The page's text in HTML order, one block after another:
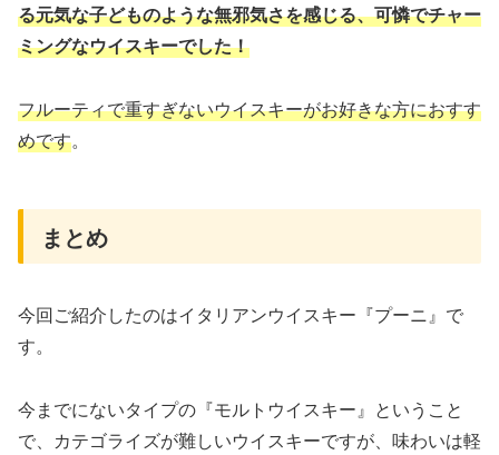
る元気な子どものような無邪気さを感じる、可憐でチャー
ミングなウイスキーでした！
フルーティで重すぎないウイスキーがお好きな方におすす
めです。
まとめ
今回ご紹介したのはイタリアンウイスキー『プーニ』で
す。
今までにないタイプの『モルトウイスキー』ということ
で、カテゴライズが難しいウイスキーですが、味わいは軽